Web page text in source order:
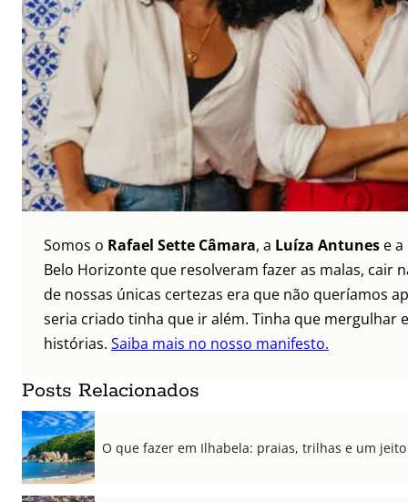
Somos o Rafael Sette Câmara, a Luíza Antunes e a
Belo Horizonte que resolveram fazer as malas, cair
de nossas únicas certezas era que não queríamos
seria criado tinha que ir além. Tinha que mergulhar
histórias. Saiba mais no nosso manifesto.
Posts Relacionados
O que fazer em Ilhabela: praias, trilhas e um